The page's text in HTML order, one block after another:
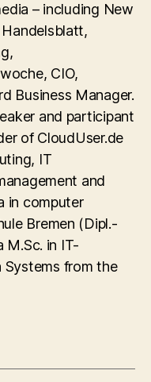
– including New
CIO,
Business Manager.
and participant
of CloudUser.de
IT
and
in computer
Bremen (Dipl.-
M.Sc. in IT-
Systems from the